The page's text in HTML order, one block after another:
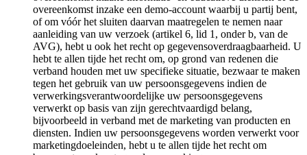
overeenkomst inzake een demo-account waarbij u partij bent,
of om vóór het sluiten daarvan maatregelen te nemen naar
aanleiding van uw verzoek (artikel 6, lid 1, onder b, van de
AVG), hebt u ook het recht op gegevensoverdraagbaarheid. U
hebt te allen tijde het recht om, op grond van redenen die
verband houden met uw specifieke situatie, bezwaar te maken
tegen het gebruik van uw persoonsgegevens indien de
verwerkingsverantwoordelijke uw persoonsgegevens
verwerkt op basis van zijn gerechtvaardigd belang,
bijvoorbeeld in verband met de marketing van producten en
diensten. Indien uw persoonsgegevens worden verwerkt voor
marketingdoeleinden, hebt u te allen tijde het recht om